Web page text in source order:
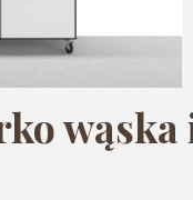
wąska